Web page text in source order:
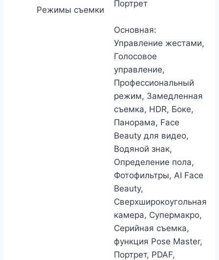
Режимы съемки
Портрет
Основная:
Управление жестами,
Голосовое
управление,
Профессиональный
режим, Замедленная
съемка, HDR, Боке,
Панорама, Face
Beauty для видео,
Водяной знак,
Определение пола,
Фотофильтры, AI Face
Beauty,
Сверхширокоугольная
камера, Супермакро,
Серийная съемка,
функция Pose Master,
Портрет, PDAF,